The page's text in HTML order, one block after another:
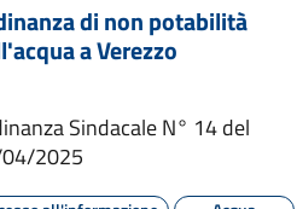
di non potabilità
a Verezzo
Sindacale N° 14 del
2025